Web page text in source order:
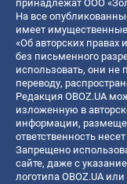
принадлежат ООО
На все
имеет
«Об авторских правах
без письменного
использовать, они не
переводу,
Редакция OBOZ.UA
изложенную в
информации,
ответственность
Запрещено
сайте, даже с
логотипа OBOZ.UA